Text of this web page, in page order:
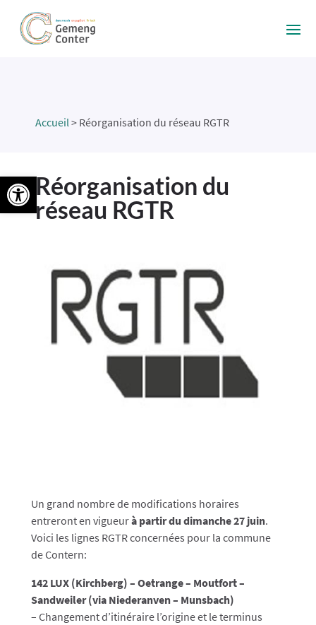
Accueil> Réorganisation du réseau RGTR
Réorganisation du
réseau RGTR
Un grand nombre de modifications horaires
entreront en vigueurà partir du dimanche 27 juin.
Voici les lignes RGTR concernées pour la commune
de Contern:
142 LUX (Kirchberg) – Oetrange – Moutfort –
Sandweiler (via Niederanven – Munsbach)
– Changement d’itinéraire l’origine et le terminus
Ouvrir la barre d’outils